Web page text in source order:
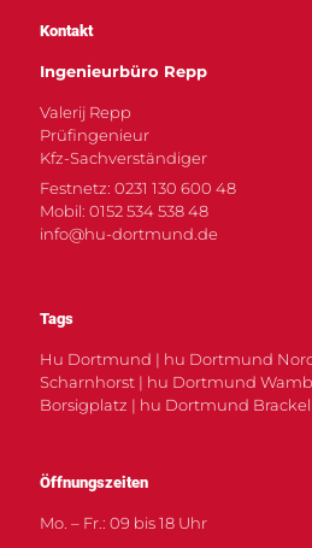
Kontakt
Ingenieurbüro Repp
Valerij Repp
Prüfingenieur
Kfz-Sachverständiger
Festnetz: 0231 130 600 48
Mobil: 0152 534 538 48
info@hu-dortmund.de
Tags
Hu Dortmund | hu Dortmund
Scharnhorst | hu Dortmund
Borsigplatz | hu Dortmund
Öffnungszeiten
Mo. – Fr.: 09 bis 18 Uhr